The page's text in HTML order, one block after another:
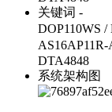
关键词 -
DOP110WS /
DTA4848
系统架构图